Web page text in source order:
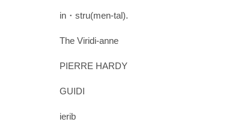
in・stru(men-tal).
The Viridi-anne
PIERRE HARDY
GUIDI
ierib